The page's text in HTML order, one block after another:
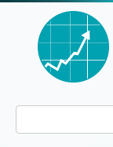
Перейти
контенту
Поиск: